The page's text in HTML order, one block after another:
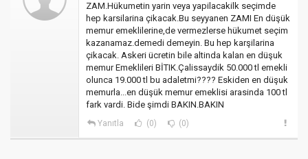
ZAM.Hükumetin yarin veya yapilacakilk seçimde
hep karsilarina çikacak.Bu seyyanen ZAMI En düşük
memur emeklilerine,de vermezlerse hükumet seçim
kazanamaz.demedi demeyin. Bu hep karşilarina
çikacak. Askeri ücretin bile altinda kalan en düşuk
memur Emeklileri BİTIK.Çalissaydik 50.000 tl emekli
olunca 19.000 tl bu adaletmi???? Eskiden en düşuk
memurla...en düşük memur emeklisi arasinda 100 tl
fark vardi. Bide şimdi BAKIN.BAKIN
Yanıtla (0) (0)